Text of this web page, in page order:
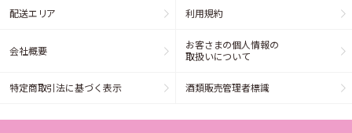
配送エリア 利用規約
会社概要
お客さまの個人情報の
取扱いについて
特定商取引法に基づく表示 酒類販売管理者標識